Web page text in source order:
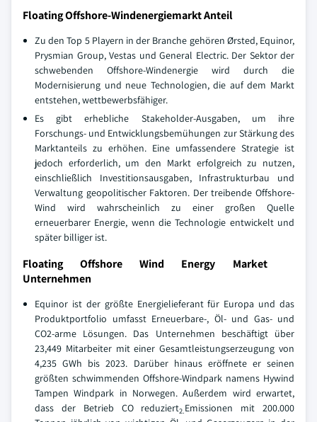
Floating Offshore-Windenergiemarkt Anteil
Zu den Top 5 Playern in der Branche gehören Ørsted, Equinor,
Prysmian Group, Vestas und General Electric. Der Sektor der
schwebenden Offshore-Windenergie wird durch die
Modernisierung und neue Technologien, die auf dem Markt
entstehen, wettbewerbsfähiger.
Es gibt erhebliche Stakeholder-Ausgaben, um ihre
Forschungs- und Entwicklungsbemühungen zur Stärkung des
Marktanteils zu erhöhen. Eine umfassendere Strategie ist
jedoch erforderlich, um den Markt erfolgreich zu nutzen,
einschließlich Investitionsausgaben, Infrastrukturbau und
Verwaltung geopolitischer Faktoren. Der treibende Offshore-
Wind wird wahrscheinlich zu einer großen Quelle
erneuerbarer Energie, wenn die Technologie entwickelt und
später billiger ist.
Floating Offshore Wind Energy Market
Unternehmen
Equinor ist der größte Energielieferant für Europa und das
Produktportfolio umfasst Erneuerbare-, Öl- und Gas- und
CO2-arme Lösungen. Das Unternehmen beschäftigt über
23,449 Mitarbeiter mit einer Gesamtleistungserzeugung von
4,235 GWh bis 2023. Darüber hinaus eröffnete er seinen
größten schwimmenden Offshore-Windpark namens Hywind
Tampen Windpark in Norwegen. Außerdem wird erwartet,
dass der Betrieb CO reduziert2. Emissionen mit 200.000